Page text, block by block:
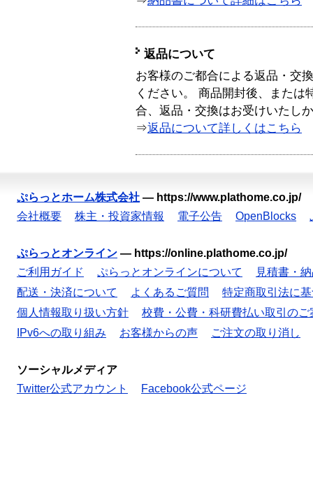
返品について
お客様のご都合による返品・交
ください。 商品開封後、または
合、返品・交換はお受けいたし
⇒返品について詳しくはこちら
ぷらっとホーム株式会社 — https://www.plathome.co.jp/
会社概要
株主・投資家情報 電子公告 OpenBlocks
ぷらっとオンライン — https://online.plathome.co.jp/
ご利用ガイド
ぷらっとオンラインについて
見積書・
配送・決済について
よくあるご質問
特定商取引法に
個人情報取り扱い方針
校費・公費・科研費払い取引のご
IPv6への取り組み
お客様からの声 ご注文の取り消し
ソーシャルメディア
Twitter公式アカウント
Facebook公式ページ